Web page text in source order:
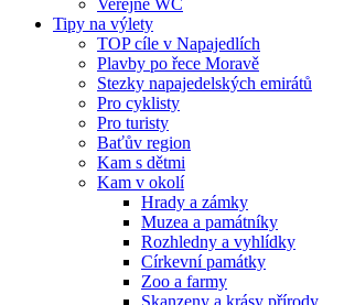
Veřejné WC
Tipy na výlety
TOP cíle v Napajedlích
Plavby po řece Moravě
Stezky napajedelských emirátů
Pro cyklisty
Pro turisty
Baťův region
Kam s dětmi
Kam v okolí
Hrady a zámky
Muzea a památníky
Rozhledny a vyhlídky
Církevní památky
Zoo a farmy
Skanzeny a krásy přírody